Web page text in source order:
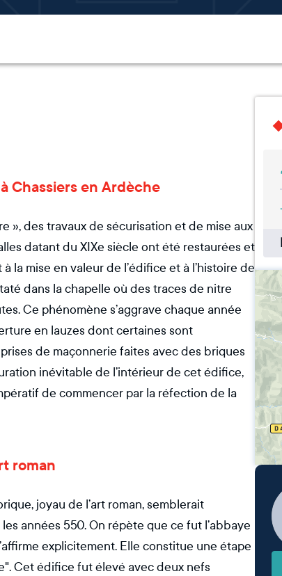
Chassiers en Ardèche
», des travaux de sécurisation et de mise aux
datant du XIXe siècle ont été restaurées et
la mise en valeur de l’édifice et à l’histoire de
dans la chapelle où des traces de nitre
Ce phénomène s’aggrave chaque année
en lauzes dont certaines sont
de maçonnerie faites avec des briques
inévitable de l’intérieur de cet édifice,
de commencer par la réfection de la
roman
joyau de l’art roman, semblerait
années 550. On répète que ce fut l’abbaye
explicitement. Elle constitue une étape
Cet édifice fut élevé avec deux nefs